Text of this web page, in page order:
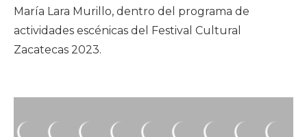
María Lara Murillo, dentro del programa de
actividades escénicas del Festival Cultural
Zacatecas 2023.